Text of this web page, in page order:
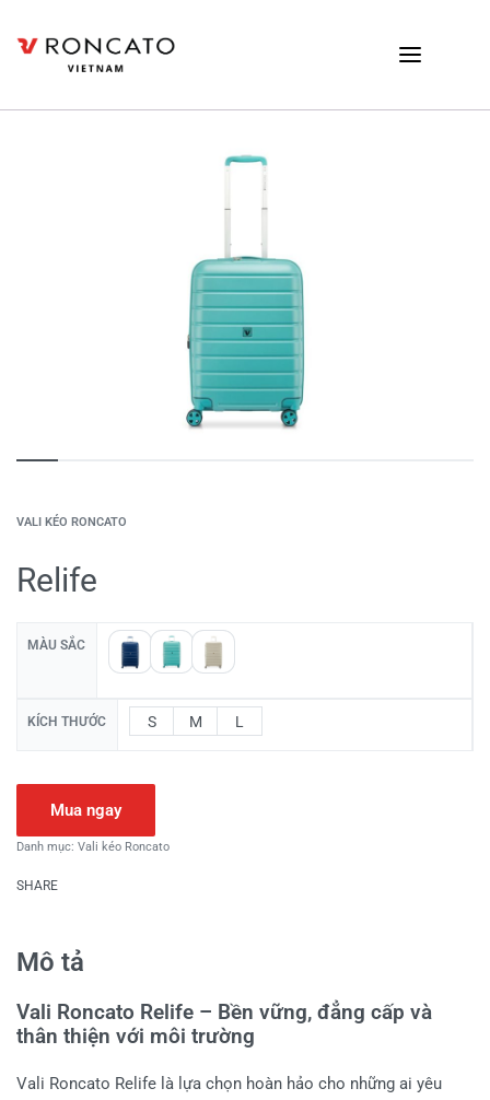
VALI KÉO RONCATO
Relife
MÀU SẮC
KÍCH THƯỚC S M L
Mua ngay
Danh mục: Vali kéo Roncato
SHARE
Mô tả
Vali Roncato Relife – Bền vững, đẳng cấp và
thân thiện với môi trường
Vali Roncato Relife là lựa chọn hoàn hảo cho những ai yêu